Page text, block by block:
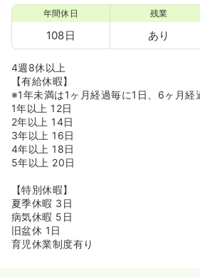
年間休日
108日
残業
あり
4週8休以上
【有給休暇】
※1年未満は1ヶ月経過毎に1日、6ヶ月経
1年以上 12日
2年以上 14日
3年以上 16日
4年以上 18日
5年以上 20日
【特別休暇】
夏季休暇 3日
病気休暇 5日
旧盆休 1日
育児休業制度有り